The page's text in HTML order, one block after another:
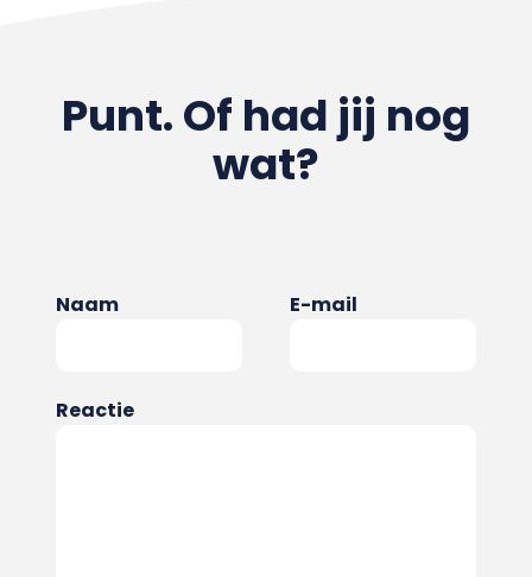
Punt. Of had jij nog
wat?
Naam E-mail
Reactie